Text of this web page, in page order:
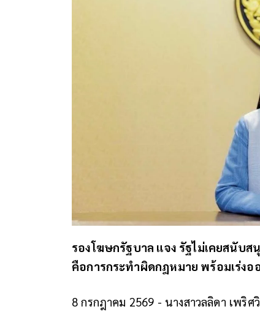
รองโฆษกรัฐบาล แจง รัฐไม่เคยสนับ
คือการกระทำผิดกฎหมาย พร้อมเร่ง
8 กรกฎาคม 2569 - นางสาวลลิดา เพริ